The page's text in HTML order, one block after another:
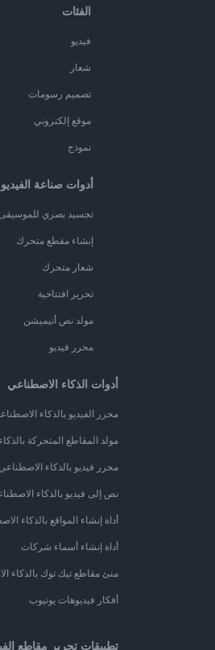
الفئات
فيديو
شعار
تصميم رسومات
موقع إلكتروني
نموذج
أدوات صناعة الفيديو
تجسيد بصري للموسيقى
إنشاء مقطع متحرك
شعار متحرك
تحرير افتتاحية
مولد نص أنيميشن
محرر فيديو
أدوات الذكاء الاصطناعي
محرر الفيديو بالذكاء
مولد المقاطع المتحركة
محرر فيديو بالذكاء الاصطناعي
نص إلى فيديو بالذكاء
أداة إنشاء المواقع بالذكاء
أداة إنشاء أسماء شركات
منئ مقاطع تيك توك بالذكاء
أفكار فيديوهات يوتيوب
تطبيقات تحرير مقاطع